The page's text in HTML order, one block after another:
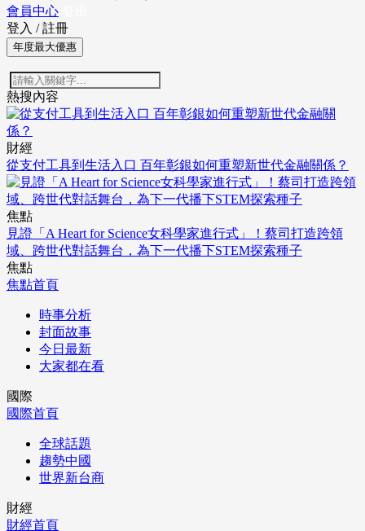
會員中心
登入 / 註冊
年度最大優惠
熱搜內容
財經
從支付工具到生活入口 百年彰銀如何重塑新世代金融關係？
焦點
見證「A Heart for Science女科學家進行式」！蔡司打造跨領
域、跨世代對話舞台，為下一代播下STEM探索種子
焦點
焦點首頁
時事分析
封面故事
今日最新
大家都在看
國際
國際首頁
全球話題
趨勢中國
世界新台商
財經
財經首頁